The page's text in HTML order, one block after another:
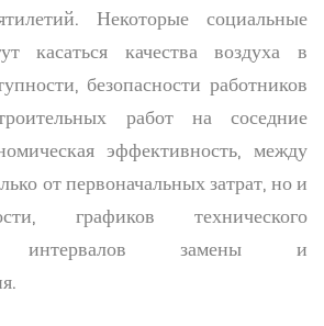
Некоторые социальные
касаться качества воздуха в
безопасности работников
работ на соседние
эффективность, между
от первоначальных затрат, но и
графиков технического
интервалов замены и